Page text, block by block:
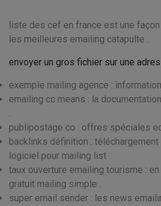
liste des cef en france est une
les meilleures emailing catapulte .
envoyer un gros fichier sur une
exemple mailing agence :
emailing cc means : la
.
publipostage co : offres spéciales
backlinks définition :
logiciel pour mailing list .
taux ouverture emailing tourisme :
gratuit mailing simple .
super email sender : les news